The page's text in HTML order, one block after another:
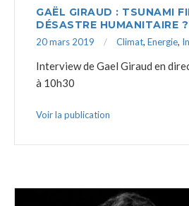
GAËL GIRAUD : TSUNAMI
DÉSASTRE HUMANITAIRE ?
20 mars 2019 Climat, Energie,
Interview de Gael Giraud en
à 10h30
Voir la publication